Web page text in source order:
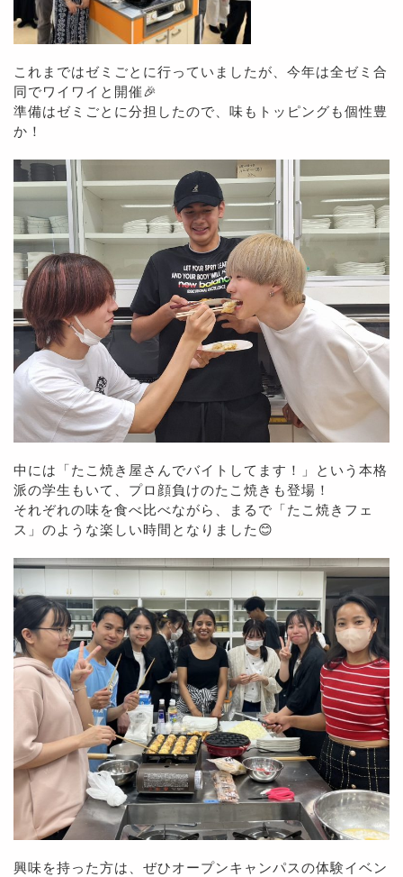
これまではゼミごとに行っていましたが、今年は全ゼミ合
同でワイワイと開催🎉
準備はゼミごとに分担したので、味もトッピングも個性豊
か！
中には「たこ焼き屋さんでバイトしてます！」という本格
派の学生もいて、プロ顔負けのたこ焼きも登場！
それぞれの味を食べ比べながら、まるで「たこ焼きフェ
ス」のような楽しい時間となりました😊
興味を持った方は、ぜひオープンキャンパスの体験イベン